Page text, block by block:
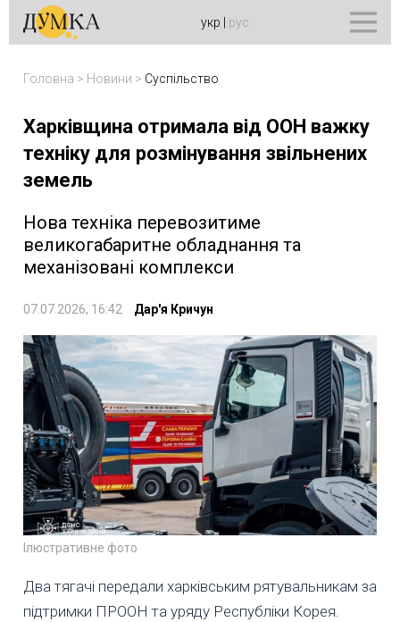
укр рус
Головна > Новини > Суспільство
Харківщина отримала від ООН важку
техніку для розмінування звільнених
земель
Нова техніка перевозитиме
великогабаритне обладнання та
механізовані комплекси
07.07.2026, 16:42 Дар'я Кричун
Ілюстративне фото
Два тягачі передали харківським рятувальникам за
підтримки ПРООН та уряду Республіки Корея.